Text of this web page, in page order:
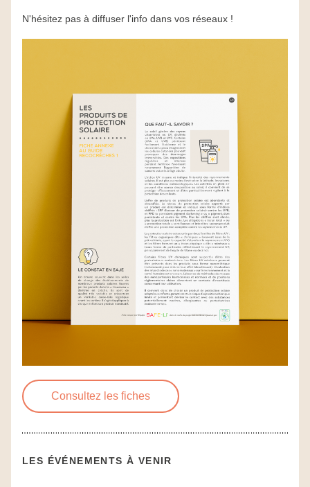
N'hésitez pas à diffuser l'info dans vos réseaux !
Consultez les fiches
LES ÉVÉNEMENTS À VENIR